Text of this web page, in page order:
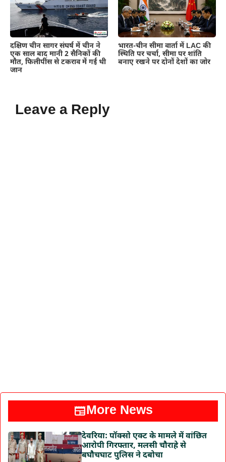
दक्षिण चीन सागर संघर्ष में चीन ने
एक साल बाद मानी 2 सैनिकों की
मौत, फिलीपींस से टकराव में गई थी
जान
भारत-चीन सीमा वार्ता में LAC की
स्थिति पर चर्चा, सीमा पर शांति
बनाए रखने पर दोनों देशों का जोर
Leave a Reply
More News
देवरिया: पॉक्सो एक्ट के मामले में वांछित
आरोपी गिरफ्तार, मलसी चौराहे से
बघौचघाट पुलिस ने दबोचा